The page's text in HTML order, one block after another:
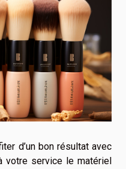
d’un bon résultat avec
service le matériel